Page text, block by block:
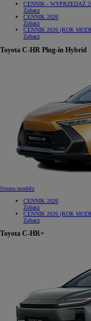
105 300 zł
Corolla Hatchback
HYBRID
CENNIK - WYPRZEDAŻ
Zobacz
CENNIK 2026
Zobacz
CENNIK 2026 (ROK
Zobacz
Toyota C-HR Plug-in Hybrid
Strona modelu
CENNIK 2026
Zobacz
CENNIK 2026 (ROK
Zobacz
Toyota C-HR+